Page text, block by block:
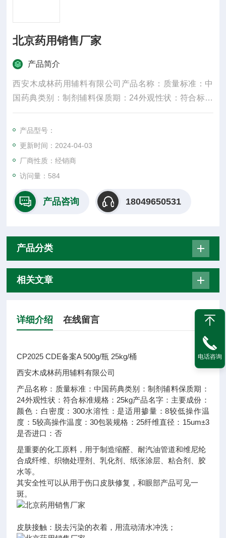
北京药用销售厂家
产品简介
西安木成林药用辅料有限公司产品名称：质量标准：中
国药典类别：制剂辅料保质期：24外观性状：符合标准
规格：25kg产品名字：主要成份：颜色：白密度：300
水溶性：是适用掺量：8较低操作温度：5较高操作温
度：30包装规格：25纤维直径：15um±3是否进口：否
产品型号：
更新时间：2024-04-03
厂商性质：经销商
访问量：584
产品咨询 18049650531
产品分类
相关文章
详细介绍 在线留言
CP2025 CDE备案A 500g/瓶 25kg/桶
西安木成林药用辅料有限公司
产品名称： 质量标准： 中国药典类别： 制剂辅料保质期：
24外观性状：符合标准规格： 25kg产品名字： 主要成份：
颜色： 白 密度：300水溶性： 是适用掺量：8较低操作温
度： 5较高操作温度： 30包装规格： 25纤维直径： 15um±3
是否进口：否
是重要的化工原料，用于制造缩醛、耐汽油管道和维尼纶
合成纤维、织物处理剂、乳化剂、纸张涂层、粘合剂、胶
水等。
其安全性可以从用于伤口皮肤修复，和眼部产品可见一
斑。
皮肤接触：脱去污染的衣着，用流动清水冲洗；
电话咨询